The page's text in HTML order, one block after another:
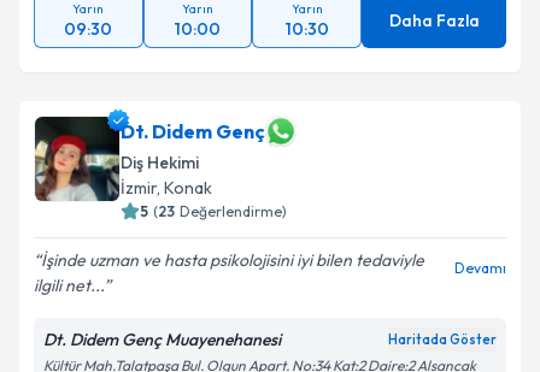
Yarın
09:30
Yarın
10:00
Yarın
10:30 Daha Fazla
Dt. Didem Genç
Diş Hekimi
İzmir, Konak
5 (23 Değerlendirme)
İşinde uzman ve hasta psikolojisini iyi bilen tedaviyle
ilgili net...
Devamı
Dt. Didem Genç Muayenehanesi Haritada Göster
Kültür Mah.Talatpaşa Bul. Olgun Apart. No:34 Kat:2 Daire:2 Alsancak